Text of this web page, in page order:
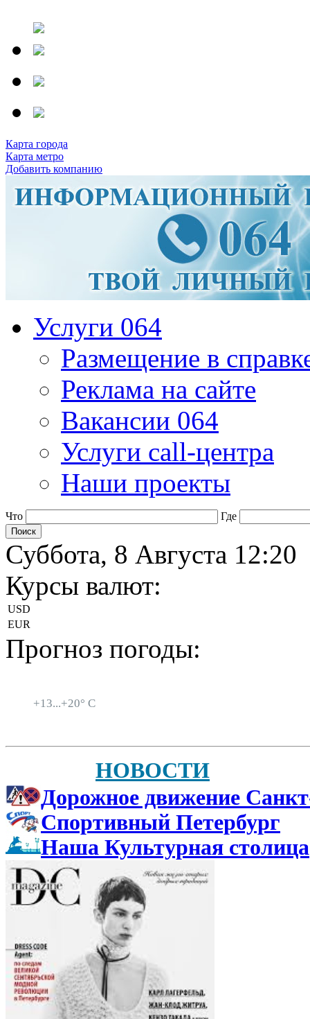
Карта города
Карта метро
Добавить компанию
Услуги 064
Размещение в
Реклама на сайте
Вакансии 064
Услуги call-центра
Наши проекты
Что Где
Суббота, 8 Августа 12:20
Курсы валют:
USD
EUR
Прогноз погоды:
+13...+20° C
НОВОСТИ
Дорожное движение
Спортивный Петербург
Наша Культурная столица